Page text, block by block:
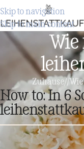
Skip to navigation
Skip to main content
Zuhause/
How to: In 6